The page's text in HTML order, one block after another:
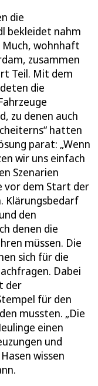
die
bekleidet nahm
wohnhaft
zusammen
Teil. Mit dem
die
zu denen auch
hatten
parat: „Wenn
wir uns einfach
Szenarien
vor dem Start der
Klärungsbedarf
den
denen die
müssen. Die
sich für die
Dabei
der
für den
mussten. „Die
einen
und
wissen